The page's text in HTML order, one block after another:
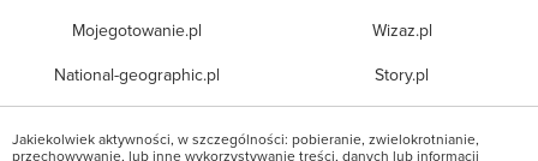
Mojegotowanie.pl
National-geographic.pl
Wizaz.pl
Story.pl
Jakiekolwiek aktywności, w szczególności: pobieranie, zwielokrotnianie,
przechowywanie, lub inne wykorzystywanie treści, danych lub informacji